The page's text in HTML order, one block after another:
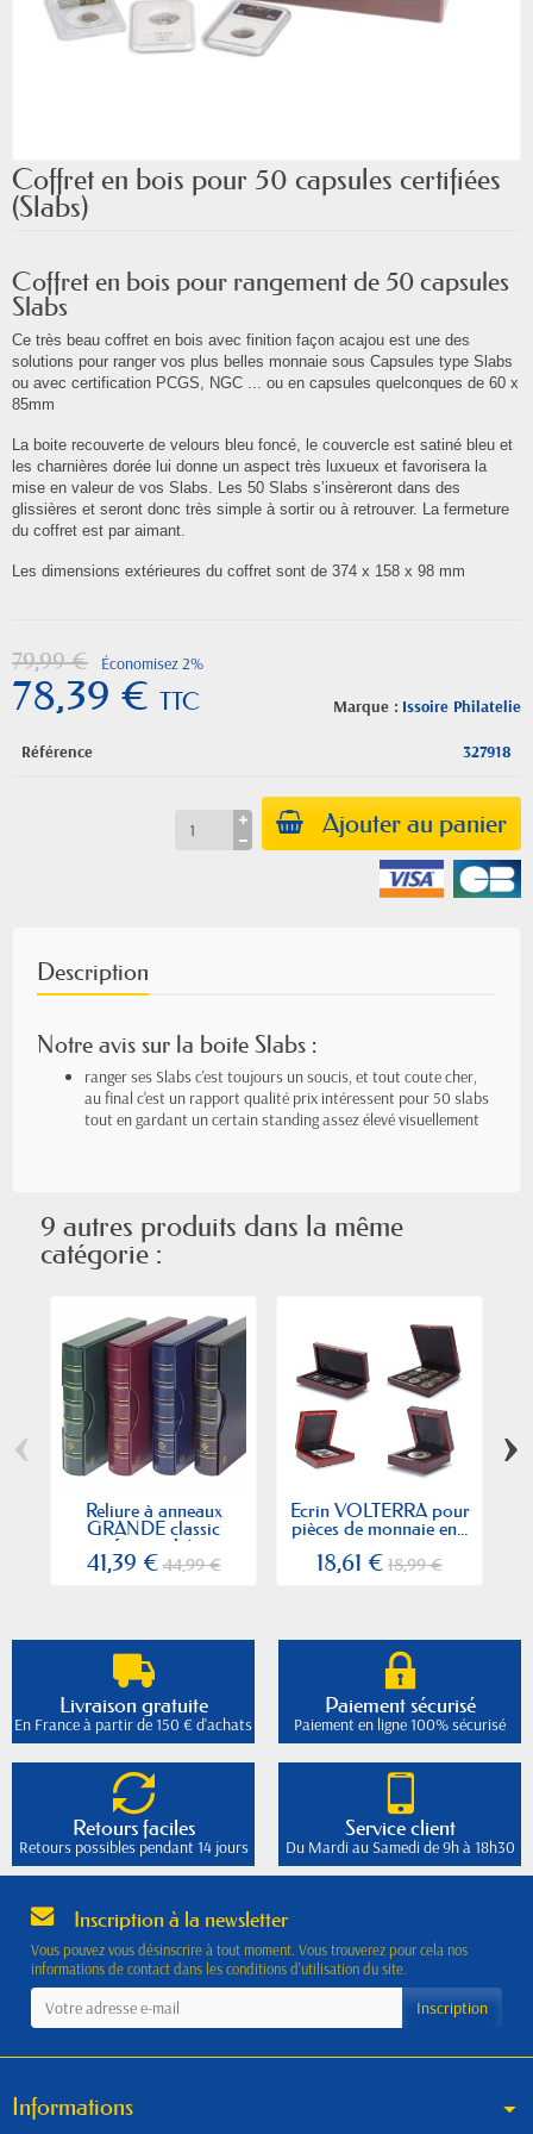
Coffret en bois pour 50 capsules certifiées
(Slabs)
Coffret en bois pour rangement de 50 capsules
Slabs
Ce très beau coffret en bois avec finition façon acajou est une des
solutions pour ranger vos plus belles monnaie sous Capsules type Slabs
ou avec certification PCGS, NGC ... ou en capsules quelconques de 60 x
85mm
La boite recouverte de velours bleu foncé, le couvercle est satiné bleu et
les charnières dorée lui donne un aspect très luxueux et favorisera la
mise en valeur de vos Slabs. Les 50 Slabs s’insèreront dans des
glissières et seront donc très simple à sortir ou à retrouver. La fermeture
du coffret est par aimant.
Les dimensions extérieures du coffret sont de 374 x 158 x 98 mm
Marque : Issoire Philatelie
79,99 € Économisez 2%
78,39 € TTC
Référence 327918
Ajouter au panier
Description
Notre avis sur la boite Slabs :
ranger ses Slabs c'est toujours un soucis, et tout coute cher,
au final c'est un rapport qualité prix intéressent pour 50 slabs
tout en gardant un certain standing assez élevé visuellement
9 autres produits dans la même
catégorie :
Reliure à anneaux
GRANDE classic
format A4
41,39 €44,99 €
Ecrin VOLTERRA pour
pièces de monnaie en...
18,61 € 18,99 €
‹ ›
Livraison gratuite
En France à partir de 150 € d'achats
Paiement sécurisé
Paiement en ligne 100% sécurisé
Retours faciles
Retours possibles pendant 14 jours
Service client
Du Mardi au Samedi de 9h à 18h30
Inscription à la newsletter
Vous pouvez vous désinscrire à tout moment. Vous trouverez pour cela nos
informations de contact dans les conditions d'utilisation du site.
Informations